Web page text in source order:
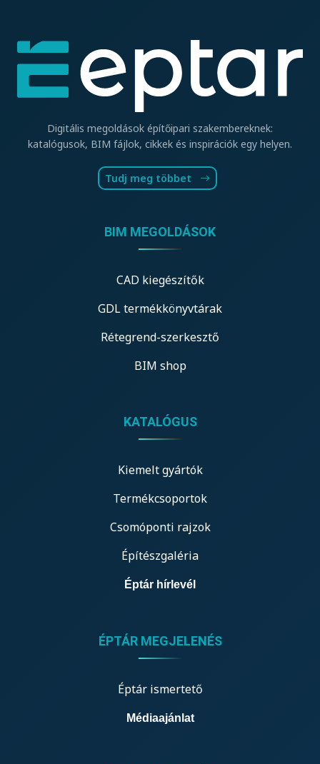
Digitális megoldások építőipari szakembereknek:
katalógusok, BIM fájlok, cikkek és inspirációk egy helyen.
Tudj meg többet
BIM MEGOLDÁSOK
CAD kiegészítők
GDL termékkönyvtárak
Rétegrend-szerkesztő
BIM shop
KATALÓGUS
Kiemelt gyártók
Termékcsoportok
Csomóponti rajzok
Építészgaléria
Éptár hírlevél
ÉPTÁR MEGJELENÉS
Éptár ismertető
Médiaajánlat